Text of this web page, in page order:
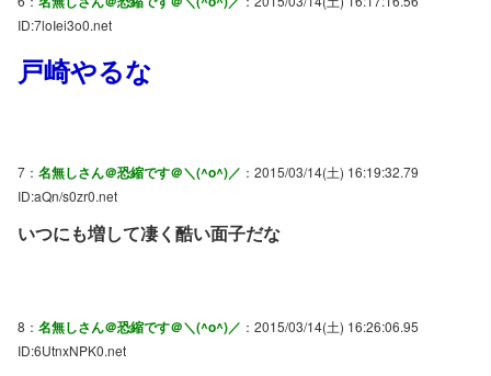
ID:7loIei3o0.net
戸崎やるな
7： 名無しさん＠恐縮です＠＼(^o^)／ ：2015/03/14(土) 16:19:32.79
ID:aQn/s0zr0.net
いつにも増して凄く酷い面子だな
8： 名無しさん＠恐縮です＠＼(^o^)／ ：2015/03/14(土) 16:26:06.95
ID:6UtnxNPK0.net